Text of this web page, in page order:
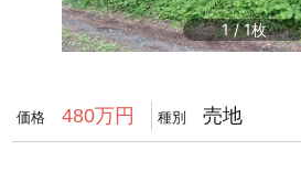
1/1
価格 480万円 種別 売地